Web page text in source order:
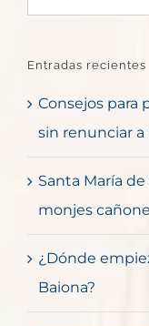
Entradas recientes
Consejos para
sin renunciar a
Santa María
monjes
¿Dónde
Baiona?